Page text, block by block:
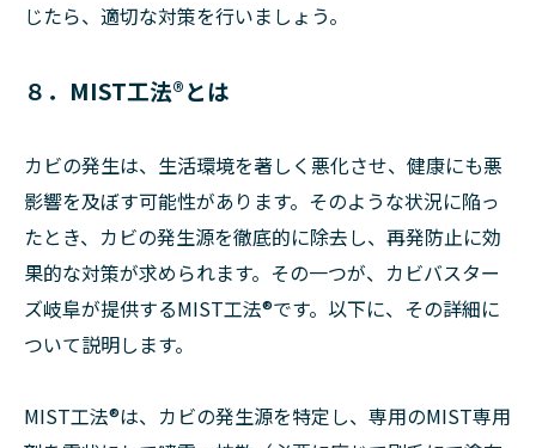
じたら、適切な対策を行いましょう。
８．MIST工法®とは
カビの発生は、生活環境を著しく悪化させ、健康にも悪
影響を及ぼす可能性があります。そのような状況に陥っ
たとき、カビの発生源を徹底的に除去し、再発防止に効
果的な対策が求められます。その一つが、カビバスター
ズ岐阜が提供するMIST工法®です。以下に、その詳細に
ついて説明します。
MIST工法®は、カビの発生源を特定し、専用のMIST専用